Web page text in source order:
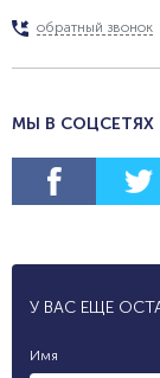
обратный звонок
МЫ В СОЦСЕТЯХ
У ВАС ЕЩЕ
Имя